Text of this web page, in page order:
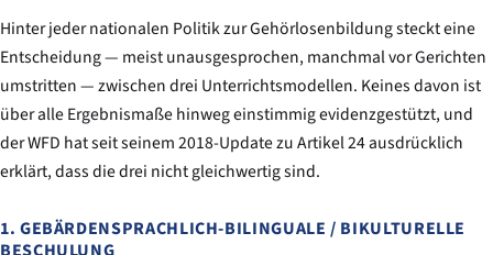
Hinter jeder nationalen Politik zur Gehörlosenbildung steckt eine
Entscheidung — meist unausgesprochen, manchmal vor Gerichten
umstritten — zwischen drei Unterrichtsmodellen. Keines davon ist
über alle Ergebnismaße hinweg einstimmig evidenzgestützt, und
der WFD hat seit seinem 2018-Update zu Artikel 24 ausdrücklich
erklärt, dass die drei nicht gleichwertig sind.
1. GEBÄRDENSPRACHLICH-BILINGUALE / BIKULTURELLE